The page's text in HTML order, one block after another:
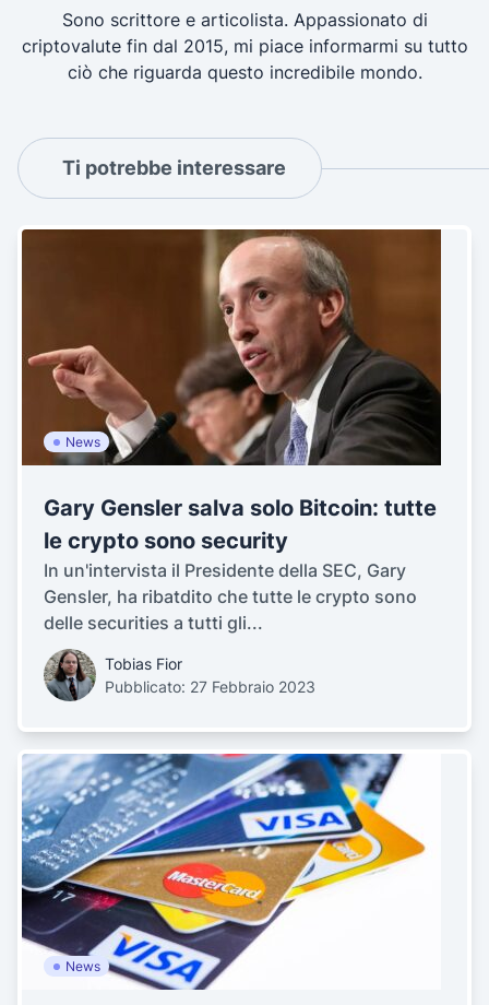
Sono scrittore e articolista. Appassionato di
criptovalute fin dal 2015, mi piace informarmi su tutto
ciò che riguarda questo incredibile mondo.
Ti potrebbe interessare
News
Gary Gensler salva solo Bitcoin: tutte
le crypto sono security
In un'intervista il Presidente della SEC, Gary
Gensler, ha ribatdito che tutte le crypto sono
delle securities a tutti gli...
Tobias Fior
Pubblicato: 27 Febbraio 2023
News